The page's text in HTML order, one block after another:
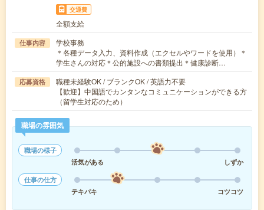
交通費
全額支給
仕事内容
学校事務
＊各種データ入力、資料作成（エクセルやワードを使用）＊
学生さんの対応＊公的施設への書類提出＊健康診断…
応募資格
職種未経験OK / ブランクOK / 英語力不要
【歓迎】中国語でカンタンなコミュニケーションができる方
（留学生対応のため）
職場の雰囲気
職場の様子
活気がある
しずか
仕事の仕方
テキパキ
コツコツ